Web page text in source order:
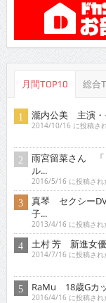
月間TOP10 総合
瀧内公美 主演・
2014/10/16 に投稿さ
雨宮留菜さん 「
ル...
2016/5/16 に投稿され
真琴 セクシー
子...
2013/4/16 に投稿され
土村 芳 新進女
2014/7/16 に投稿され
RaMu 18歳Gカ
2016/4/16 に投稿され